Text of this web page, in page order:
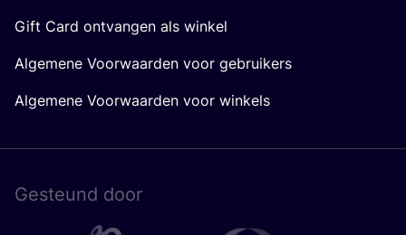
Gift Card ontvangen als winkel
Algemene Voorwaarden voor gebruikers
Algemene Voorwaarden voor winkels
Gesteund door